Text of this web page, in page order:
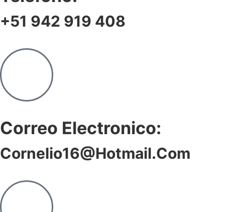
+51 942 919 408
Correo Electronico:
Cornelio16@hotmail.com